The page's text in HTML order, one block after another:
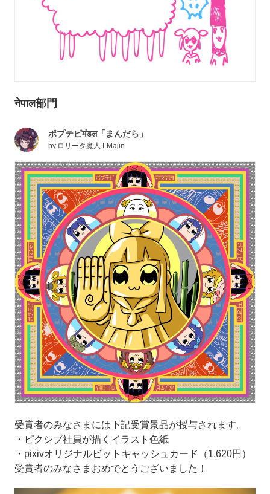
नेपाल部門
ポプテピमंडल「まんだら」
by ロリータ魔人 LMajin
受賞者のみなさまには下記受賞景品が授与されます。
・ピクシブ社員が描くイラスト色紙
・pixivオリジナルビットキャッシュカード（1,620円）
受賞者のみなさまおめでとうございました！